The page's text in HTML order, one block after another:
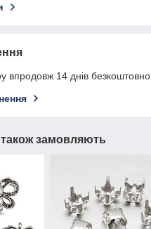
впродовж 14 днів безкоштовно
замовляють